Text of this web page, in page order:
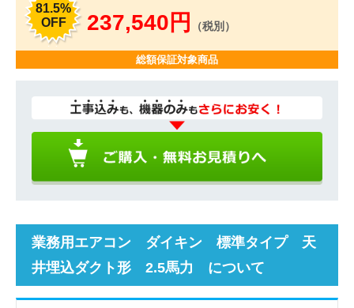
81.5%
OFF
237,540円 （税別）
総額保証対象商品
業務用エアコン ダイキン 標準タイプ 天
井埋込ダクト形 2.5馬力 について